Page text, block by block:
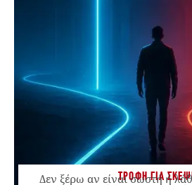
ΤΡΟΦΗ ΓΙΑ
Δεν ξέρω αν είναι σωστή ή